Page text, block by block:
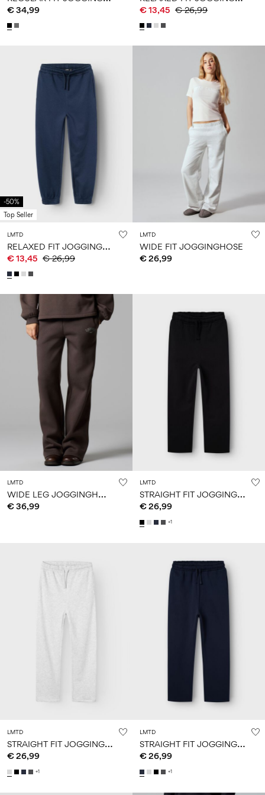
€ 34,99 € 13,45 € 26,99
-50%
Top Seller
LMTD
R
ELAXED FIT JOGGINGHOSE
€ 13,45 € 26,99
LMTD
WIDE FIT JOGGINGHOSE
€ 26,99
LMTD
W
IDE LEG JOGGINGHOSE
€ 36,99
LMTD
S
TRAIGHT FIT JOGGINGHOSE
€ 26,99
+1
LMTD
S
TRAIGHT FIT JOGGINGHOSE
€ 26,99
+1
LMTD
S
TRAIGHT FIT JOGGINGHOSE
€ 26,99
+1